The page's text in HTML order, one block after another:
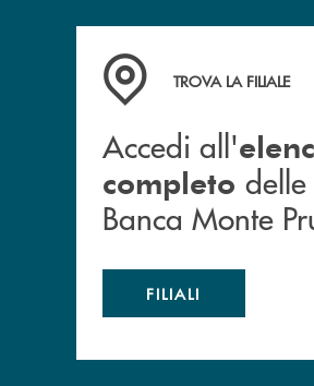
Accedi all' elenco
TROVA LA FILIALE
Accedi all'
completo delle
Banca Monte
FILIALI